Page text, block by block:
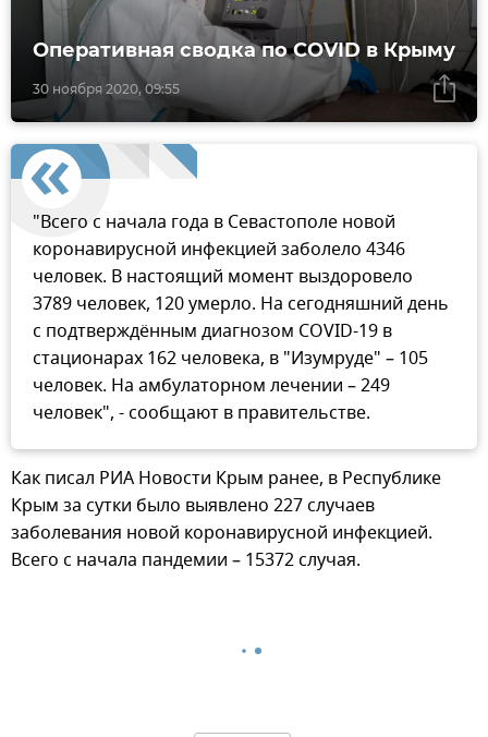
30 ноября 2020, 09:55
Оперативная сводка по COVID в Крыму
"Всего с начала года в Севастополе новой
коронавирусной инфекцией заболело 4346
человек. В настоящий момент выздоровело
3789 человек, 120 умерло. На сегодняшний день
с подтверждённым диагнозом COVID-19 в
стационарах 162 человека, в "Изумруде" – 105
человек. На амбулаторном лечении – 249
человек", - сообщают в правительстве.
Как писал РИА Новости Крым ранее, в Республике
Крым за сутки было выявлено 227 случаев
заболевания новой коронавирусной инфекцией.
Всего с начала пандемии – 15372 случая.